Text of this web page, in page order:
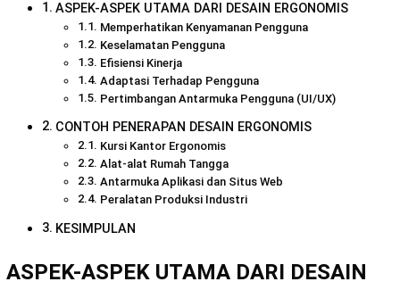
ASPEK-ASPEK UTAMA DARI DESAIN ERGONOMIS
Memperhatikan Kenyamanan Pengguna
Keselamatan Pengguna
Efisiensi Kinerja
Adaptasi Terhadap Pengguna
Pertimbangan Antarmuka Pengguna (UI/UX)
CONTOH PENERAPAN DESAIN ERGONOMIS
Kursi Kantor Ergonomis
Alat-alat Rumah Tangga
Antarmuka Aplikasi dan Situs Web
Peralatan Produksi Industri
KESIMPULAN
ASPEK-ASPEK UTAMA DARI DESAIN